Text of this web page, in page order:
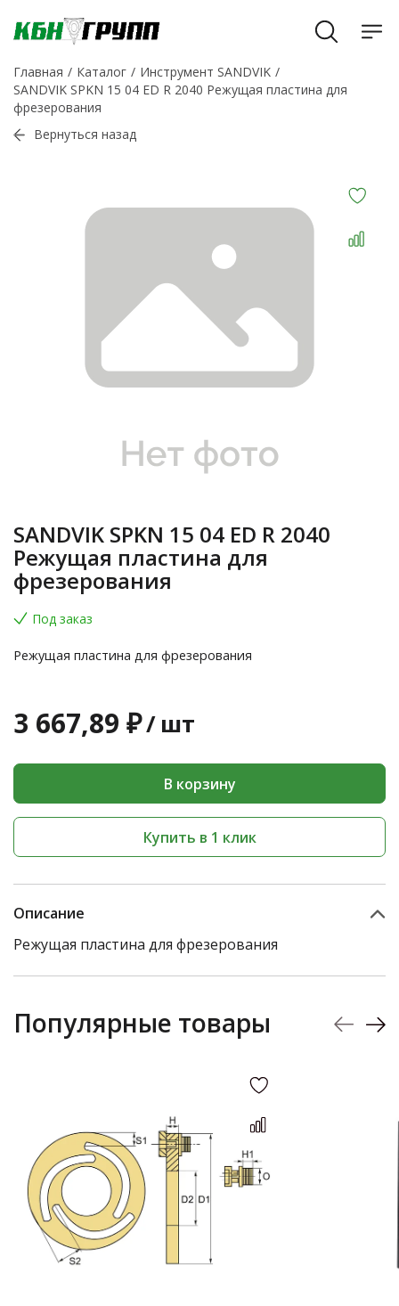
Главная Каталог
Инструмент SANDVIK
SANDVIK SPKN 15 04 ED R 2040 Режущая пластина для
фрезерования
Вернуться назад
SANDVIK SPKN 15 04 ED R 2040
Режущая пластина для
фрезерования
Под заказ
Режущая пластина для фрезерования
3 667,89 ₽/ шт
В корзину
Купить в 1 клик
Описание
Режущая пластина для фрезерования
Популярные товары